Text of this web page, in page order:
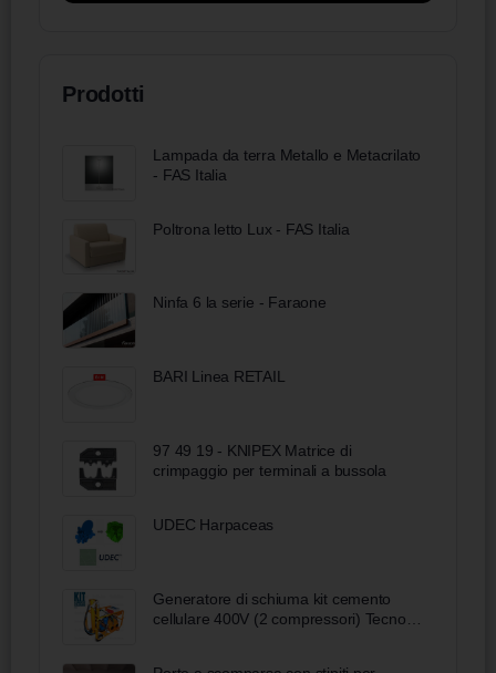
Prodotti
Lampada da terra Metallo e Metacrilato
- FAS Italia
Poltrona letto Lux - FAS Italia
Ninfa 6 la serie - Faraone
BARI Linea RETAIL
97 49 19 - KNIPEX Matrice di
crimpaggio per terminali a bussola
UDEC Harpaceas
Generatore di schiuma kit cemento
cellulare 400V (2 compressori) Tecno